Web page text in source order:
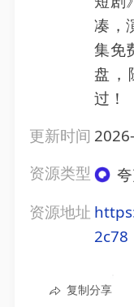
凑，
集免
盘，
过！
更新时间
资源类型
资源地址
2c78
复制分享